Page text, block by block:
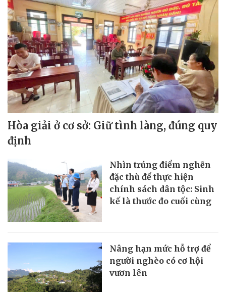
Hòa giải ở cơ sở: Giữ tình làng, đúng quy
định
Nhìn trúng điểm nghẽn
đặc thù để thực hiện
chính sách dân tộc: Sinh
kế là thước đo cuối cùng
Nâng hạn mức hỗ trợ để
người nghèo có cơ hội
vươn lên